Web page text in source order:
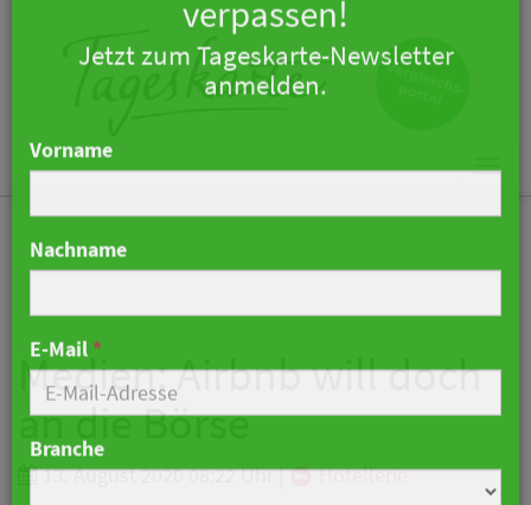
Medien: Airbnb will doch
an die Börse
13. August 2020 08:22 Uhr| Hotellerie
Keine Nachricht mehr
verpassen!
Jetzt zum Tageskarte-Newsletter
anmelden.
Vorname
Nachname
E-Mail*